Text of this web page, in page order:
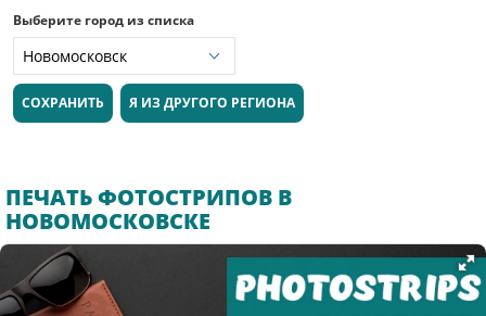
Выберите город из списка
СОХРАНИТЬ Я ИЗ ДРУГОГО РЕГИОНА
ПЕЧАТЬ ФОТОСТРИПОВ В
НОВОМОСКОВСКЕ